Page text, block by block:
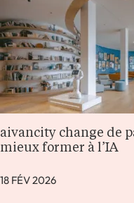
aivancity change de
mieux former à l’IA
18 FÉV 2026